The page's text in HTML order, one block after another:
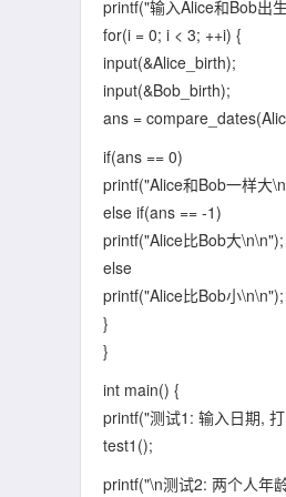
printf("输入Alice和Bob出
for(i = 0; i < 3; ++i) {
input(&Alice_birth);
input(&Bob_birth);
ans =
if(ans == 0)
printf("Alice和Bob一样大
else if(ans == -1)
printf("Alice比Bob大\n\n");
else
printf("Alice比Bob小\n\n");
}
}
int main() {
printf("测试1: 输入日期,
test1();
printf("\n测试2: 两个人年